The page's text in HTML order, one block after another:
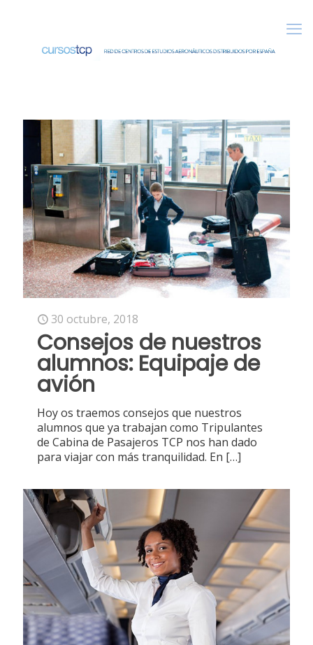
30 octubre, 2018
Consejos de nuestros
alumnos: Equipaje de
avión
Hoy os traemos consejos que nuestros
alumnos que ya trabajan como Tripulantes
de Cabina de Pasajeros TCP nos han dado
para viajar con más tranquilidad. En […]